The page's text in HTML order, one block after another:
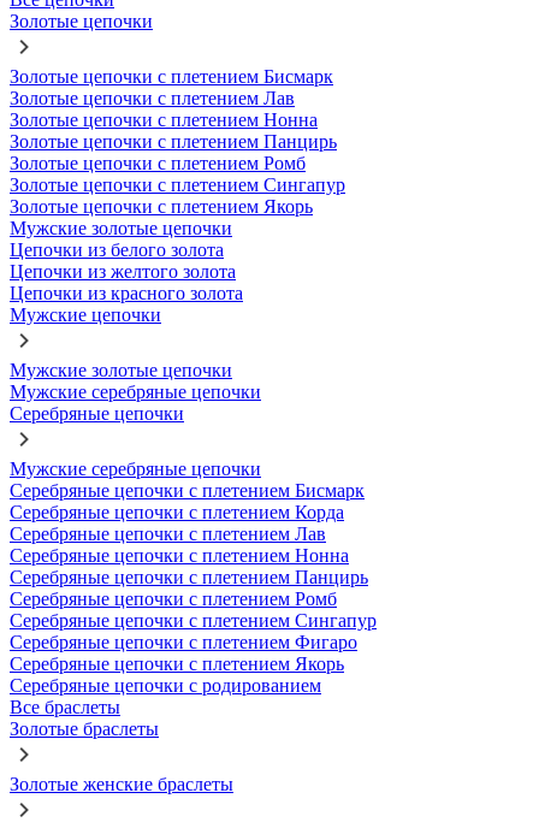
Золотые цепочки
Золотые цепочки с плетением Бисмарк
Золотые цепочки с плетением Лав
Золотые цепочки с плетением Нонна
Золотые цепочки с плетением Панцирь
Золотые цепочки с плетением Ромб
Золотые цепочки с плетением Сингапур
Золотые цепочки с плетением Якорь
Мужские золотые цепочки
Цепочки из белого золота
Цепочки из желтого золота
Цепочки из красного золота
Мужские цепочки
Мужские золотые цепочки
Мужские серебряные цепочки
Серебряные цепочки
Мужские серебряные цепочки
Серебряные цепочки с плетением Бисмарк
Серебряные цепочки с плетением Корда
Серебряные цепочки с плетением Лав
Серебряные цепочки с плетением Нонна
Серебряные цепочки с плетением Панцирь
Серебряные цепочки с плетением Ромб
Серебряные цепочки с плетением Сингапур
Серебряные цепочки с плетением Фигаро
Серебряные цепочки с плетением Якорь
Серебряные цепочки с родированием
Все браслеты
Золотые браслеты
Золотые женские браслеты